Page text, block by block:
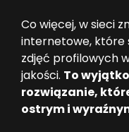
Co więcej, w sieci
internetowe, które
zdjęć profilowych
jakości. To
rozwiązanie,
ostrym i